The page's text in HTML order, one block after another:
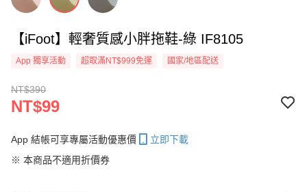
【iFoot】輕奢質感小胖拖鞋-綠 IF8105
App 獨享活動 超取滿NT$999免運 國家/地區配送
NT$390
NT$99
App 結帳可享專屬活動優惠價
立即下載
※ 本商品不適用折價券